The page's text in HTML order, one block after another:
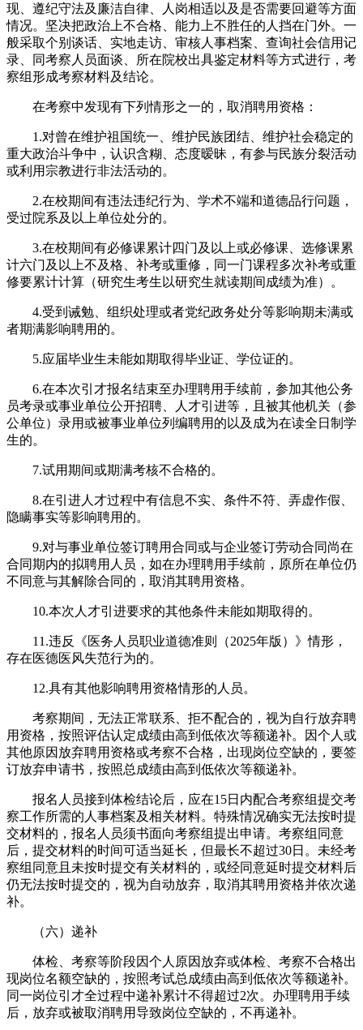
现、遵纪守法及廉洁自律、人岗相适以及是否需要回避等方面
情况。坚决把政治上不合格、能力上不胜任的人挡在门外。一
般采取个别谈话、实地走访、审核人事档案、查询社会信用记
录、同考察人员面谈、所在院校出具鉴定材料等方式进行，考
察组形成考察材料及结论。
在考察中发现有下列情形之一的，取消聘用资格：
1.对曾在维护祖国统一、维护民族团结、维护社会稳定的
重大政治斗争中，认识含糊、态度暧昧，有参与民族分裂活动
或利用宗教进行非法活动的。
2.在校期间有违法违纪行为、学术不端和道德品行问题，
受过院系及以上单位处分的。
3.在校期间有必修课累计四门及以上或必修课、选修课累
计六门及以上不及格、补考或重修，同一门课程多次补考或重
修要累计计算（研究生考生以研究生就读期间成绩为准）。
4.受到诫勉、组织处理或者党纪政务处分等影响期未满或
者期满影响聘用的。
5.应届毕业生未能如期取得毕业证、学位证的。
6.在本次引才报名结束至办理聘用手续前，参加其他公务
员考录或事业单位公开招聘、人才引进等，且被其他机关（参
公单位）录用或被事业单位列编聘用的以及成为在读全日制学
生的。
7.试用期间或期满考核不合格的。
8.在引进人才过程中有信息不实、条件不符、弄虚作假、
隐瞒事实等影响聘用的。
9.对与事业单位签订聘用合同或与企业签订劳动合同尚在
合同期内的拟聘用人员，如在办理聘用手续前，原所在单位仍
不同意与其解除合同的，取消其聘用资格。
10.本次人才引进要求的其他条件未能如期取得的。
11.违反《医务人员职业道德准则（2025年版）》情形，
存在医德医风失范行为的。
12.具有其他影响聘用资格情形的人员。
考察期间，无法正常联系、拒不配合的，视为自行放弃聘
用资格，按照评估认定成绩由高到低依次等额递补。因个人或
其他原因放弃聘用资格或考察不合格，出现岗位空缺的，要签
订放弃申请书，按照总成绩由高到低依次等额递补。
报名人员接到体检结论后，应在15日内配合考察组提交考
察工作所需的人事档案及相关材料。特殊情况确实无法按时提
交材料的，报名人员须书面向考察组提出申请。考察组同意
后，提交材料的时间可适当延长，但最长不超过30日。未经考
察组同意且未按时提交有关材料的，或经同意延时提交材料后
仍无法按时提交的，视为自动放弃，取消其聘用资格并依次递
补。
（六）递补
体检、考察等阶段因个人原因放弃或体检、考察不合格出
现岗位名额空缺的，按照考试总成绩由高到低依次等额递补。
同一岗位引才全过程中递补累计不得超过2次。办理聘用手续
后，放弃或被取消聘用导致岗位空缺的，不再递补。